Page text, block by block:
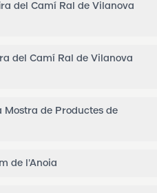
del Camí Ral de Vilanova
del Camí Ral de Vilanova
Mostra de Productes de
de l'Anoia